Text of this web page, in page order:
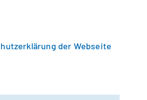
der Webseite